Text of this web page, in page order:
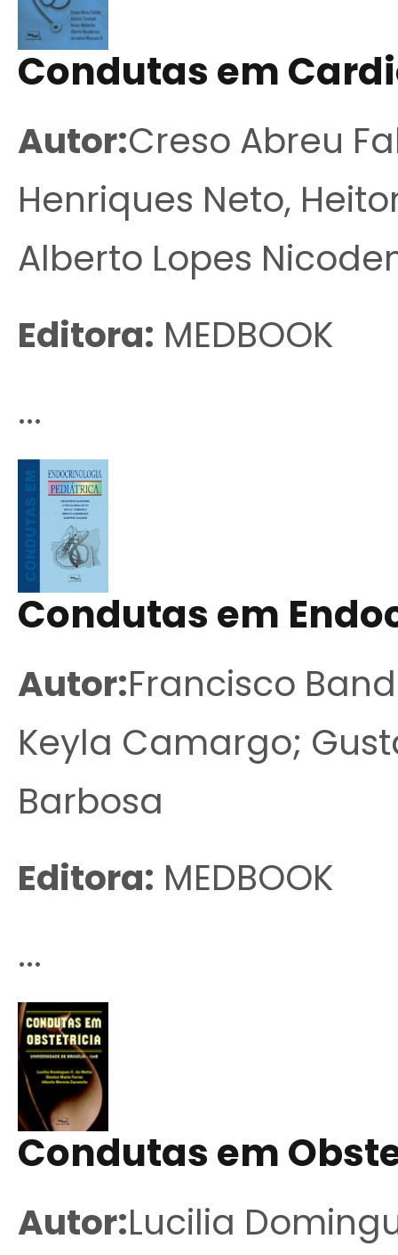
Condutas em
Autor:Creso Abreu
Henriques Neto,
Alberto Lopes
Editora: MEDBOOK
...
Condutas em
Autor:Francisco
Keyla Camargo;
Barbosa
Editora: MEDBOOK
...
Condutas em
Autor:Lucilia